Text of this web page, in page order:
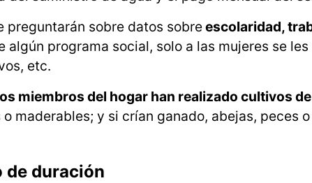
preguntarán sobre datos sobreescolaridad,
algún programa social, solo a las mujeres se
etc.
miembros del hogar han realizado cultivos
maderables; y si crían ganado, abejas, peces
de duración